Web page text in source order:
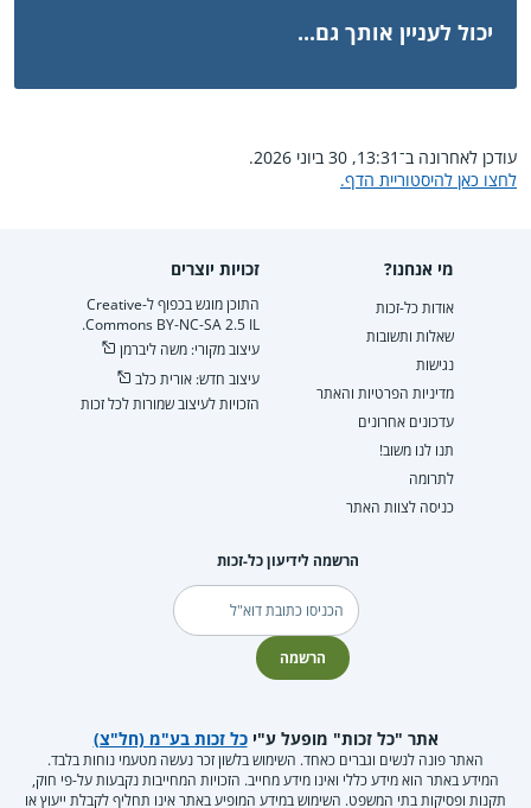
יכול לעניין אותך גם...
עודכן לאחרונה ב־13:31, 30 ביוני 2026.
לחצו כאן להיסטוריית הדף.
מי אנחנו?
אודות כל-זכות
שאלות ותשובות
נגישות
מדיניות הפרטיות והאתר
עדכונים אחרונים
תנו לנו משוב!
לתרומה
כניסה לצוות האתר
זכויות יוצרים
התוכן מוגש בכפוף ל-Creative
Commons BY-NC-SA 2.5 IL.
עיצוב מקורי: משה ליברמן
עיצוב חדש: אורית כלב
הזכויות לעיצוב שמורות לכל זכות
הרשמה לידיעון כל-זכות
דוא"ל
הרשמה
אתר "כל זכות" מופעל ע"יכל זכות בע"מ (חל"צ)
האתר פונה לנשים וגברים כאחד. השימוש בלשון זכר נעשה מטעמי נוחות בלבד.
המידע באתר הוא מידע כללי ואינו מידע מחייב. הזכויות המחייבות נקבעות על-פי חוק,
תקנות ופסיקות בתי המשפט. השימוש במידע המופיע באתר אינו תחליף לקבלת ייעוץ או